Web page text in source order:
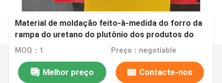
Material de moldação feito-à-medida do forro da
rampa do uretano do plutônio dos produtos do
poliuretano
MOQ：1 Preço：negotiable
Melhor preço Contacte-nos